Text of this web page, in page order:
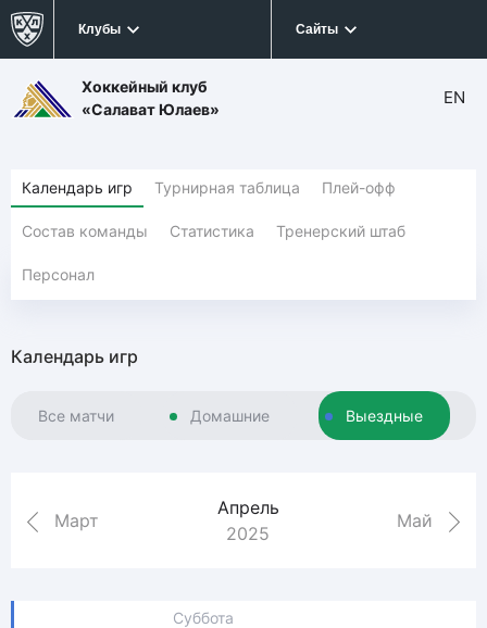
Клубы Сайты
Хоккейный клуб
«Салават Юлаев»
EN
Календарь игр Турнирная таблица Плей-офф
Состав команды Статистика Тренерский штаб
Персонал
Календарь игр
Все матчи Домашние Выездные
Март
Апрель
2025
Май
Суббота